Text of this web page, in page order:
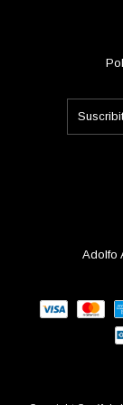
Adolfo